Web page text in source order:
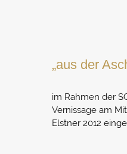
„aus der
im Rahmen der
Vernissage am
Elstner 2012